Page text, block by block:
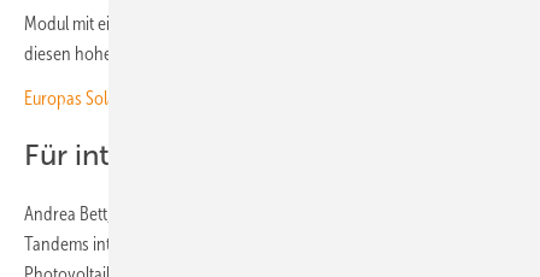
Modul mit einer Fläche von 218 Quadratzentimetern hergestellt, das
diesen hohen Wirkungsgrad erreicht.
Europas Solarindustrie vor dem Comeback?
Für integrierte Anlagen geeignet
Andrea Bett, Institutsleiter des Fraunhofer ISE, sieht in beiden
Tandems interessante Technologierouten für integrierte